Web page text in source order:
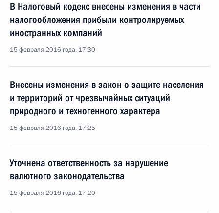
В Налоговый кодекс внесены изменения в части
налогообложения прибыли контролируемых
иностранных компаний
15 февраля 2016 года, 17:30
Внесены изменения в закон о защите населения
и территорий от чрезвычайных ситуаций
природного и техногенного характера
15 февраля 2016 года, 17:25
Уточнена ответственность за нарушение
валютного законодательства
15 февраля 2016 года, 17:20